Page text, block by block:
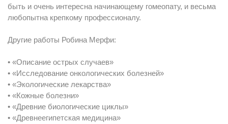
быть и очень интересна начинающему гомеопату, и весьма
любопытна крепкому профессионалу.
Другие работы Робина Мерфи:
• «Описание острых случаев»
• «Исследование онкологических болезней»
• «Экологические лекарства»
• «Кожные болезни»
• «Древние биологические циклы»
• «Древнеегипетская медицина»